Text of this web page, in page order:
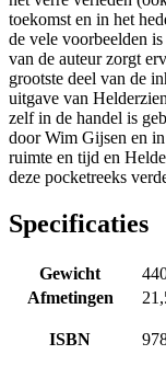
toekomst en in het
de vele voorbeelden
van de auteur zorgt
grootste deel van de
uitgave van
zelf in de handel is
door Wim Gijsen en
ruimte en tijd en
deze pocketreeks
Specificaties
Gewicht
Afmetingen
ISBN